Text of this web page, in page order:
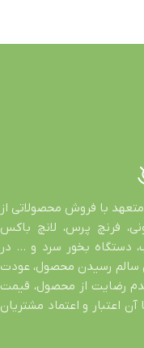
با فروش محصولاتی از
فرنچ پرس، لانچ باکس
دستگاه بخور سرد و … در
سالم رسیدن محصول، عودت
عدم رضایت از محصول، قیمت
اعتبار و اعتماد مشتریان